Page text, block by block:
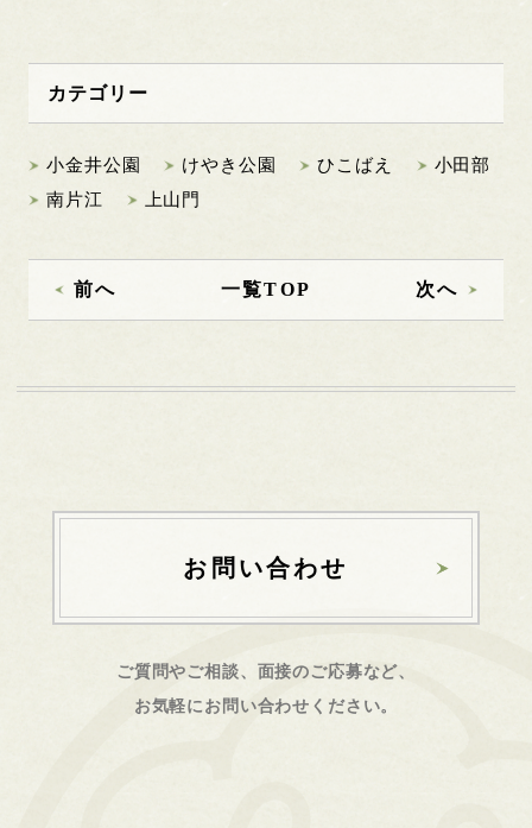
カテゴリー
小金井公園 けやき公園 ひこばえ
小田部
南片江
上山門
前へ 一覧TOP 次へ
お問い合わせ
ご質問やご相談、面接のご応募など、
お気軽にお問い合わせください。